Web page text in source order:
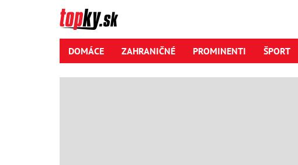
DOMÁCE ZAHRANIČNÉ PROMINENTI ŠPORT